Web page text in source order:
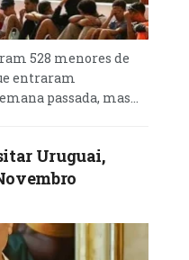
528 menores de
entraram
passada, mas...
Uruguai,